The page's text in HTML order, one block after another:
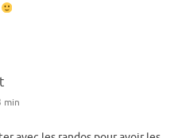
min